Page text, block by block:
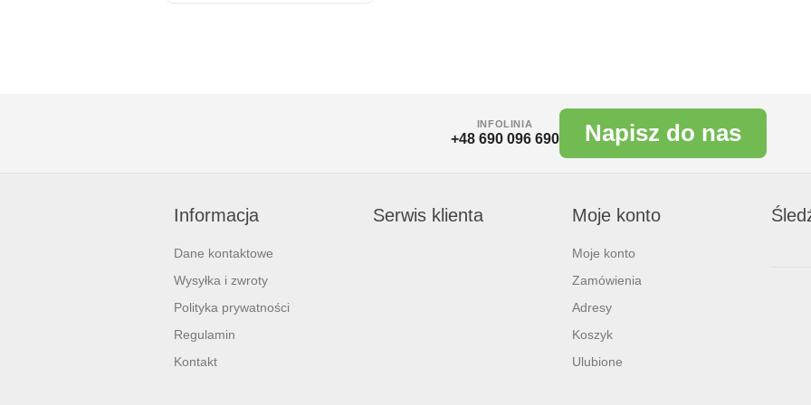
INFOLINIA
+48 690 096 690 Napisz do nas
Informacja
Dane kontaktowe
Wysyłka i zwroty
Polityka prywatności
Regulamin
Kontakt
Serwis klienta Moje konto
Moje konto
Zamówienia
Adresy
Koszyk
Ulubione